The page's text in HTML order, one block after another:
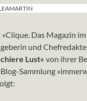
Das Magazin im
und
Lust« von ihrer
Sammlung